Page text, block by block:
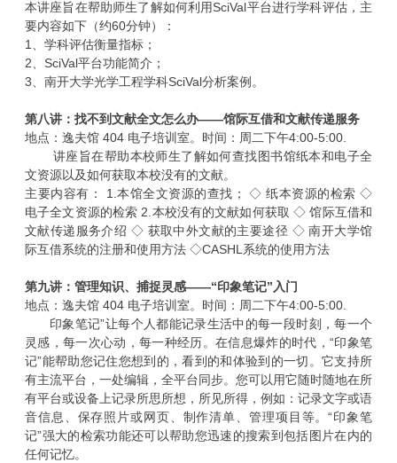
本讲座旨在帮助师生了解如何利用SciVal平台进行学科评估，主
要内容如下（约60分钟）：
1
、学科评估衡量指标；
2
SciVal平台功能简介；
3 、南开大学光学工程学科SciVal分析案例。
第八讲：找不到文献全文怎么办——馆际互借和文献传递服务
地点：逸夫馆 404 电子培训室。时间：周二下午4:00-5:00
讲座旨在帮助本校师生了解如何查找图书馆纸本和电子全
文资源以及如何获取本校没有的文献。
主要内容有：
1. 本馆全文资源的查找； ◇ 纸本资源的检索 ◇
电子全文资源的检索 2. 本校没有的文献如何获取 ◇ 馆际互借和
文献传递服务介绍 ◇ 获取中外文献的主要途径 ◇ 南开大学馆
际互借系统的注册和使用方法 ◇CASHL 系统的使用方法
第九讲：管理知识、捕捉灵感——“印象笔记”入门
地点：逸夫馆 404 电子培训室。时间：周二下午4:00-5:00.
印象笔记”让每个人都能记录生活中的每一段时刻，每一个
灵感，每一次心动，每一种经历。在信息爆炸的时代，“印象笔
记”能帮助您记住您想到的，看到的和体验到的一切。它支持所
有主流平台，一处编辑，全平台同步。您可以用它随时随地在所
有平台或设备上记录所思所想，所见所得，例如：记录文字或语
音信息、保存照片或网页、制作清单、管理项目等。“印象笔
记”强大的检索功能还可以帮助您迅速的搜索到包括图片在内的
任何记忆。